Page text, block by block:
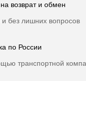
возврат и обмен
и без лишних вопросов
по России
транспортной